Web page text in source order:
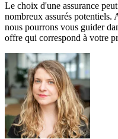
Le choix d'une assurance
nombreux assurés potentiels.
nous pourrons vous guider
offre qui correspond à votre